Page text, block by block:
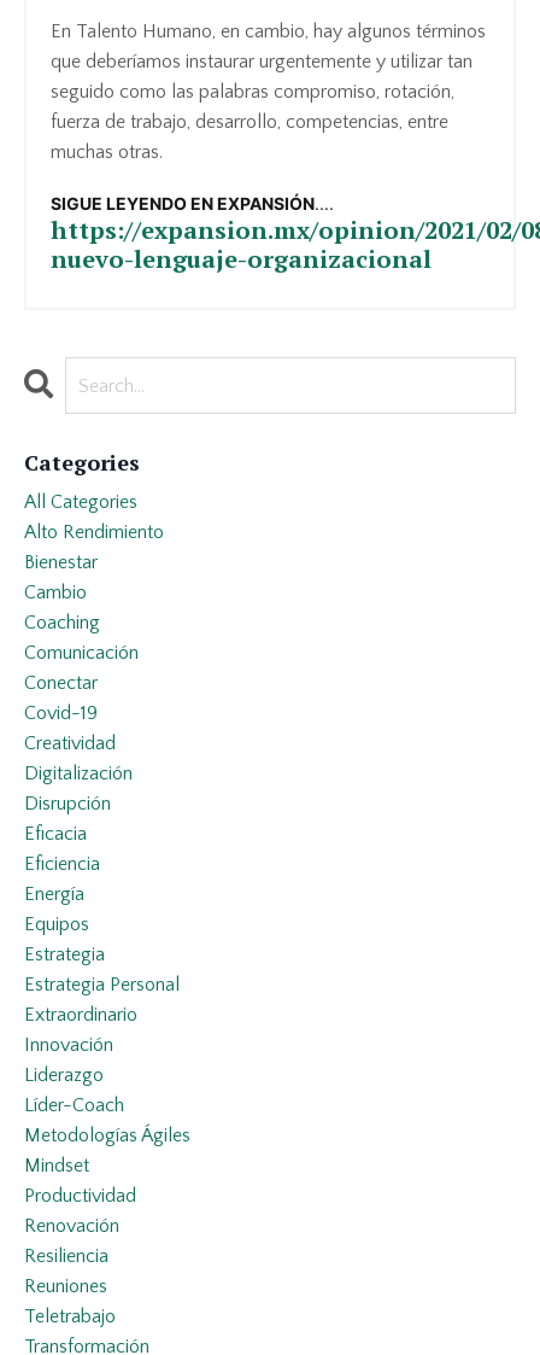
En Talento Humano, en cambio, hay algunos términos
que deberíamos instaurar urgentemente y utilizar tan
seguido como las palabras compromiso, rotación,
fuerza de trabajo, desarrollo, competencias, entre
muchas otras.
SIGUE LEYENDO EN EXPANSIÓN....
https://expansion.mx/opinion/2021/02/
nuevo-lenguaje-organizacional
Categories
All Categories
Alto Rendimiento
Bienestar
Cambio
Coaching
Comunicación
Conectar
Covid-19
Creatividad
Digitalización
Disrupción
Eficacia
Eficiencia
Energía
Equipos
Estrategia
Estrategia Personal
Extraordinario
Innovación
Liderazgo
Líder-Coach
Metodologías Ágiles
Mindset
Productividad
Renovación
Resiliencia
Reuniones
Teletrabajo
Transformación